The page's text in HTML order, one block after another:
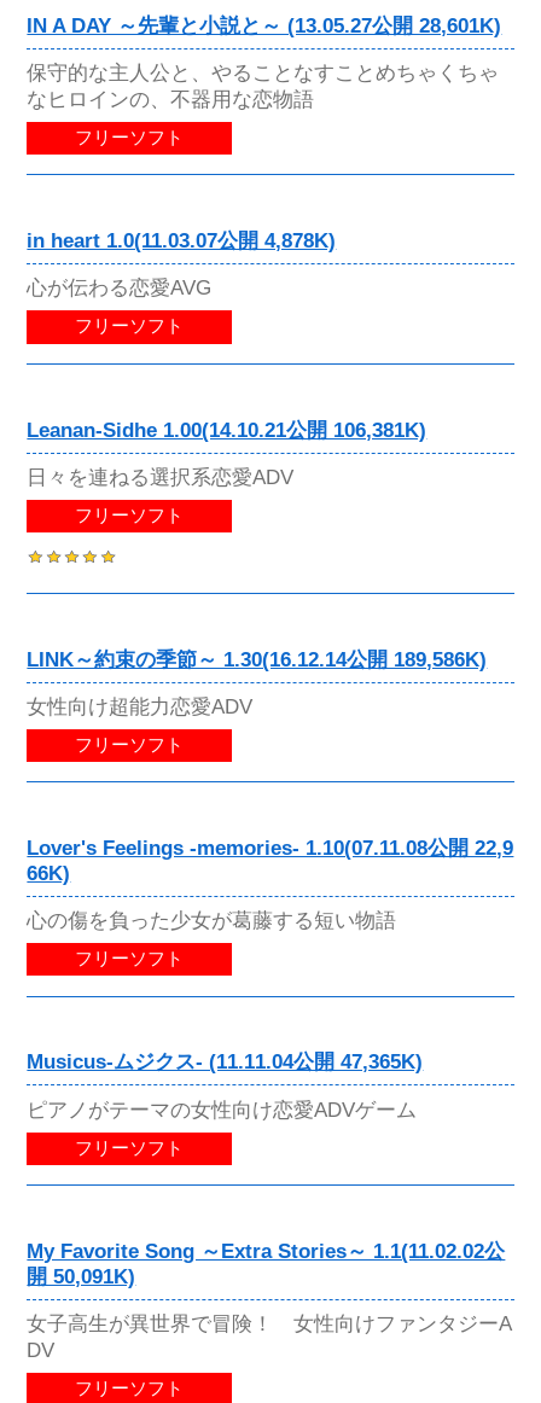
IN A DAY ～先輩と小説と～ (13.05.27公開 28,601K)
保守的な主人公と、やることなすことめちゃくちゃ
なヒロインの、不器用な恋物語
フリーソフト
in heart 1.0(11.03.07公開 4,878K)
心が伝わる恋愛AVG
フリーソフト
Leanan-Sidhe 1.00(14.10.21公開 106,381K)
日々を連ねる選択系恋愛ADV
フリーソフト
LINK～約束の季節～ 1.30(16.12.14公開 189,586K)
女性向け超能力恋愛ADV
フリーソフト
Lover's Feelings -memories- 1.10(07.11.08公開 22,9
66K)
心の傷を負った少女が葛藤する短い物語
フリーソフト
Musicus-ムジクス- (11.11.04公開 47,365K)
ピアノがテーマの女性向け恋愛ADVゲーム
フリーソフト
My Favorite Song ～Extra Stories～ 1.1(11.02.02公
開 50,091K)
女子高生が異世界で冒険！ 女性向けファンタジーA
DV
フリーソフト